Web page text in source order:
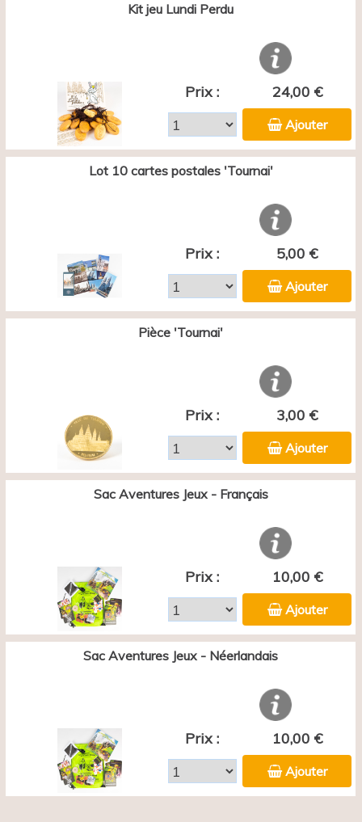
Kit jeu Lundi Perdu
Prix : 24,00 €
Ajouter
Lot 10 cartes postales 'Tournai'
Prix : 5,00 €
Ajouter
Pièce 'Tournai'
Prix : 3,00 €
Ajouter
Sac Aventures Jeux - Français
Prix : 10,00 €
Ajouter
Sac Aventures Jeux - Néerlandais
Prix : 10,00 €
Ajouter